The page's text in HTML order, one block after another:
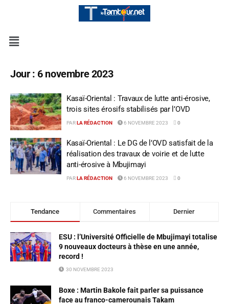
Jour : 6 novembre 2023
Kasaï-Oriental : Travaux de lutte anti-érosive,
trois sites érosifs stabilisés par l’OVD
PAR LA RÉDACTION 6 NOVEMBRE 2023 0
Kasaï-Oriental : Le DG de l’OVD satisfait de la
réalisation des travaux de voirie et de lutte
anti-érosive à Mbujimayi
PARLA RÉDACTION 6 NOVEMBRE 2023 0
Tendance Commentaires Dernier
ESU : l’Université Officielle de Mbujimayi totalise
9 nouveaux docteurs à thèse en une année,
record !
30 NOVEMBRE 2023
Boxe : Martin Bakole fait parler sa puissance
face au franco-camerounais Takam